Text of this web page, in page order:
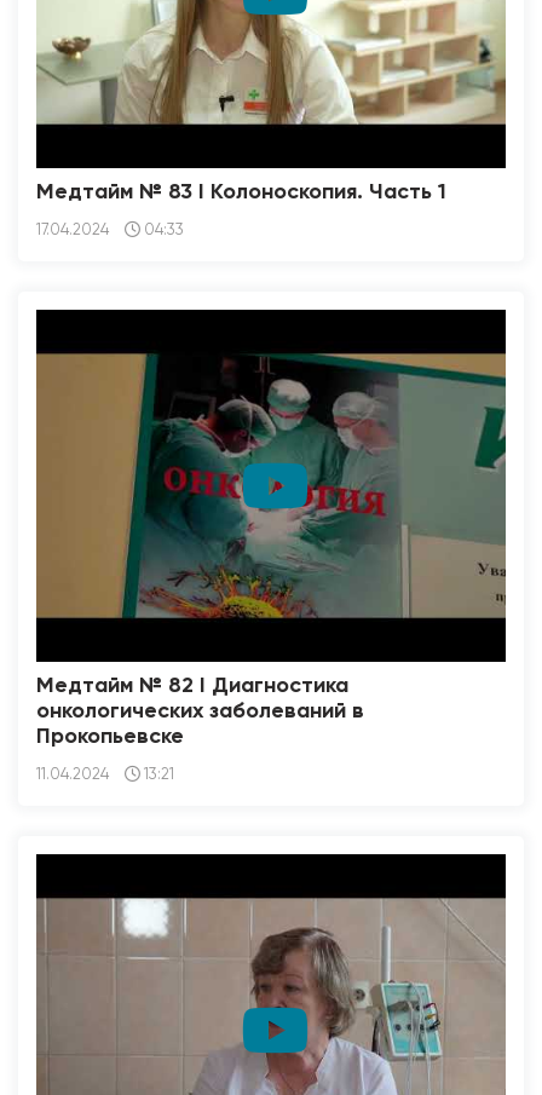
Медтайм № 83 I Колоноскопия. Часть 1
17.04.2024 04:33
Медтайм № 82 I Диагностика
онкологических заболеваний в
Прокопьевске
11.04.2024 13:21